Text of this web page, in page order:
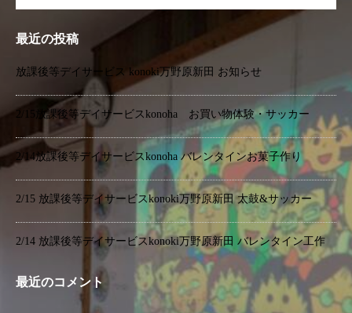
最近の投稿
放課後等デイサービス konoki万野原新田 お知らせ
2/15放課後等デイサービスkonoha お買い物体験・サッカー
2/14放課後等デイサービスkonoha バレンタインお菓子作り
2/15 放課後等デイサービスkonoki万野原新田 太鼓&サッカー
2/14 放課後等デイサービスkonoki万野原新田 バレンタイン工作
最近のコメント